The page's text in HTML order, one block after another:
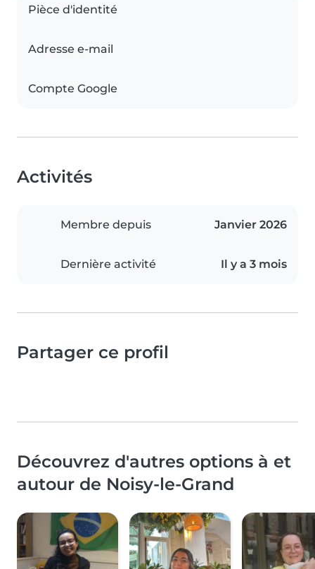
Pièce d'identité
Adresse e-mail
Compte Google
Activités
Membre depuis Janvier 2026
Dernière activité Il y a 3 mois
Partager ce profil
Découvrez d'autres options à et
autour de Noisy-le-Grand